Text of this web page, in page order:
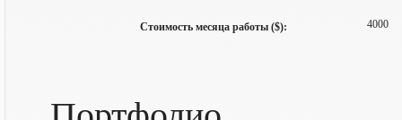
Стоимость месяца работы ($): 4000